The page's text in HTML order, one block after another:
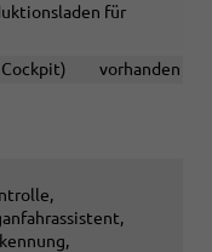
für
vorhanden